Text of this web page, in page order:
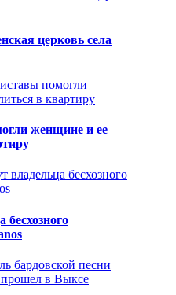
церковь села
женщине и ее